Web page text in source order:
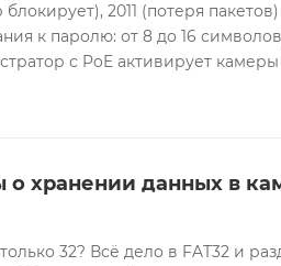
2011 (потеря
к паролю: от 8 до 16
с PoE активирует камеры
о хранении данных в
32? Всё дело в FAT32 и